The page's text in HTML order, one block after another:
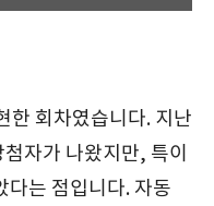
한 회차였습니다. 지난
자가 나왔지만, 특이
다는 점입니다. 자동